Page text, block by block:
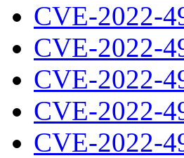
CVE-2022-
CVE-2022-
CVE-2022-
CVE-2022-
CVE-2022-